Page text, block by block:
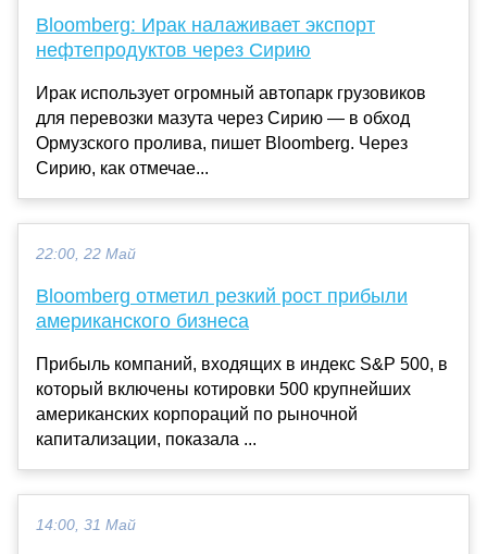
Bloomberg: Ирак налаживает экспорт
нефтепродуктов через Сирию
Ирак использует огромный автопарк грузовиков
для перевозки мазута через Сирию — в обход
Ормузского пролива, пишет Bloomberg. Через
Сирию, как отмечае...
22:00, 22 Май
Bloomberg отметил резкий рост прибыли
американского бизнеса
Прибыль компаний, входящих в индекс S&P 500, в
который включены котировки 500 крупнейших
американских корпораций по рыночной
капитализации, показала ...
14:00, 31 Май